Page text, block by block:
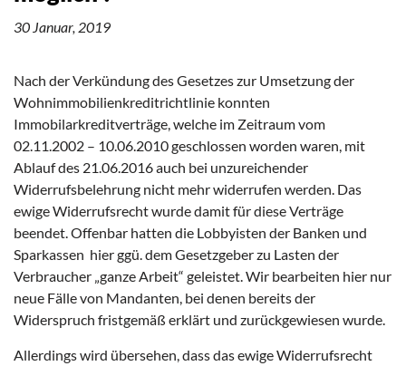
30 Januar, 2019
Nach der Verkündung des Gesetzes zur Umsetzung der
Wohnimmobilienkreditrichtlinie konnten
Immobilarkreditverträge, welche im Zeitraum vom
02.11.2002 – 10.06.2010 geschlossen worden waren, mit
Ablauf des 21.06.2016 auch bei unzureichender
Widerrufsbelehrung nicht mehr widerrufen werden. Das
ewige Widerrufsrecht wurde damit für diese Verträge
beendet. Offenbar hatten die Lobbyisten der Banken und
Sparkassen hier ggü. dem Gesetzgeber zu Lasten der
Verbraucher „ganze Arbeit“ geleistet. Wir bearbeiten hier nur
neue Fälle von Mandanten, bei denen bereits der
Widerspruch fristgemäß erklärt und zurückgewiesen wurde.
Allerdings wird übersehen, dass das ewige Widerrufsrecht